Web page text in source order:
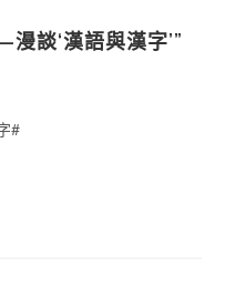
談‘漢語與漢字’”
#